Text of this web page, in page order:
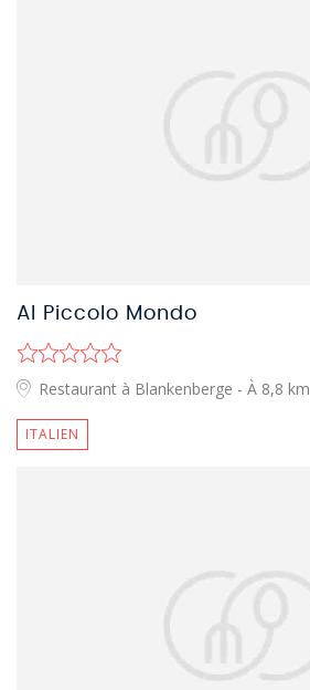
Al Piccolo Mondo
Restaurant à Blankenberge - À 8,8 km
ITALIEN